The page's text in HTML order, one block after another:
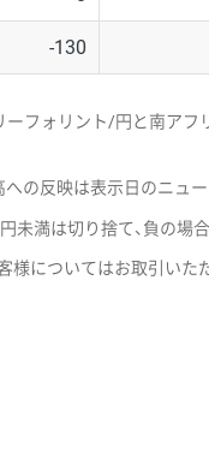
-130
ーフォリント/円と南ア
の反映は表示日のニュ
未満は切り捨て、負の場
様についてはお取引いた